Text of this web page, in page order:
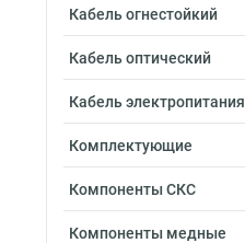
Кабель огнестойкий
Кабель оптический
Кабель электропитания
Комплектующие
Компоненты СКС
Компоненты медные